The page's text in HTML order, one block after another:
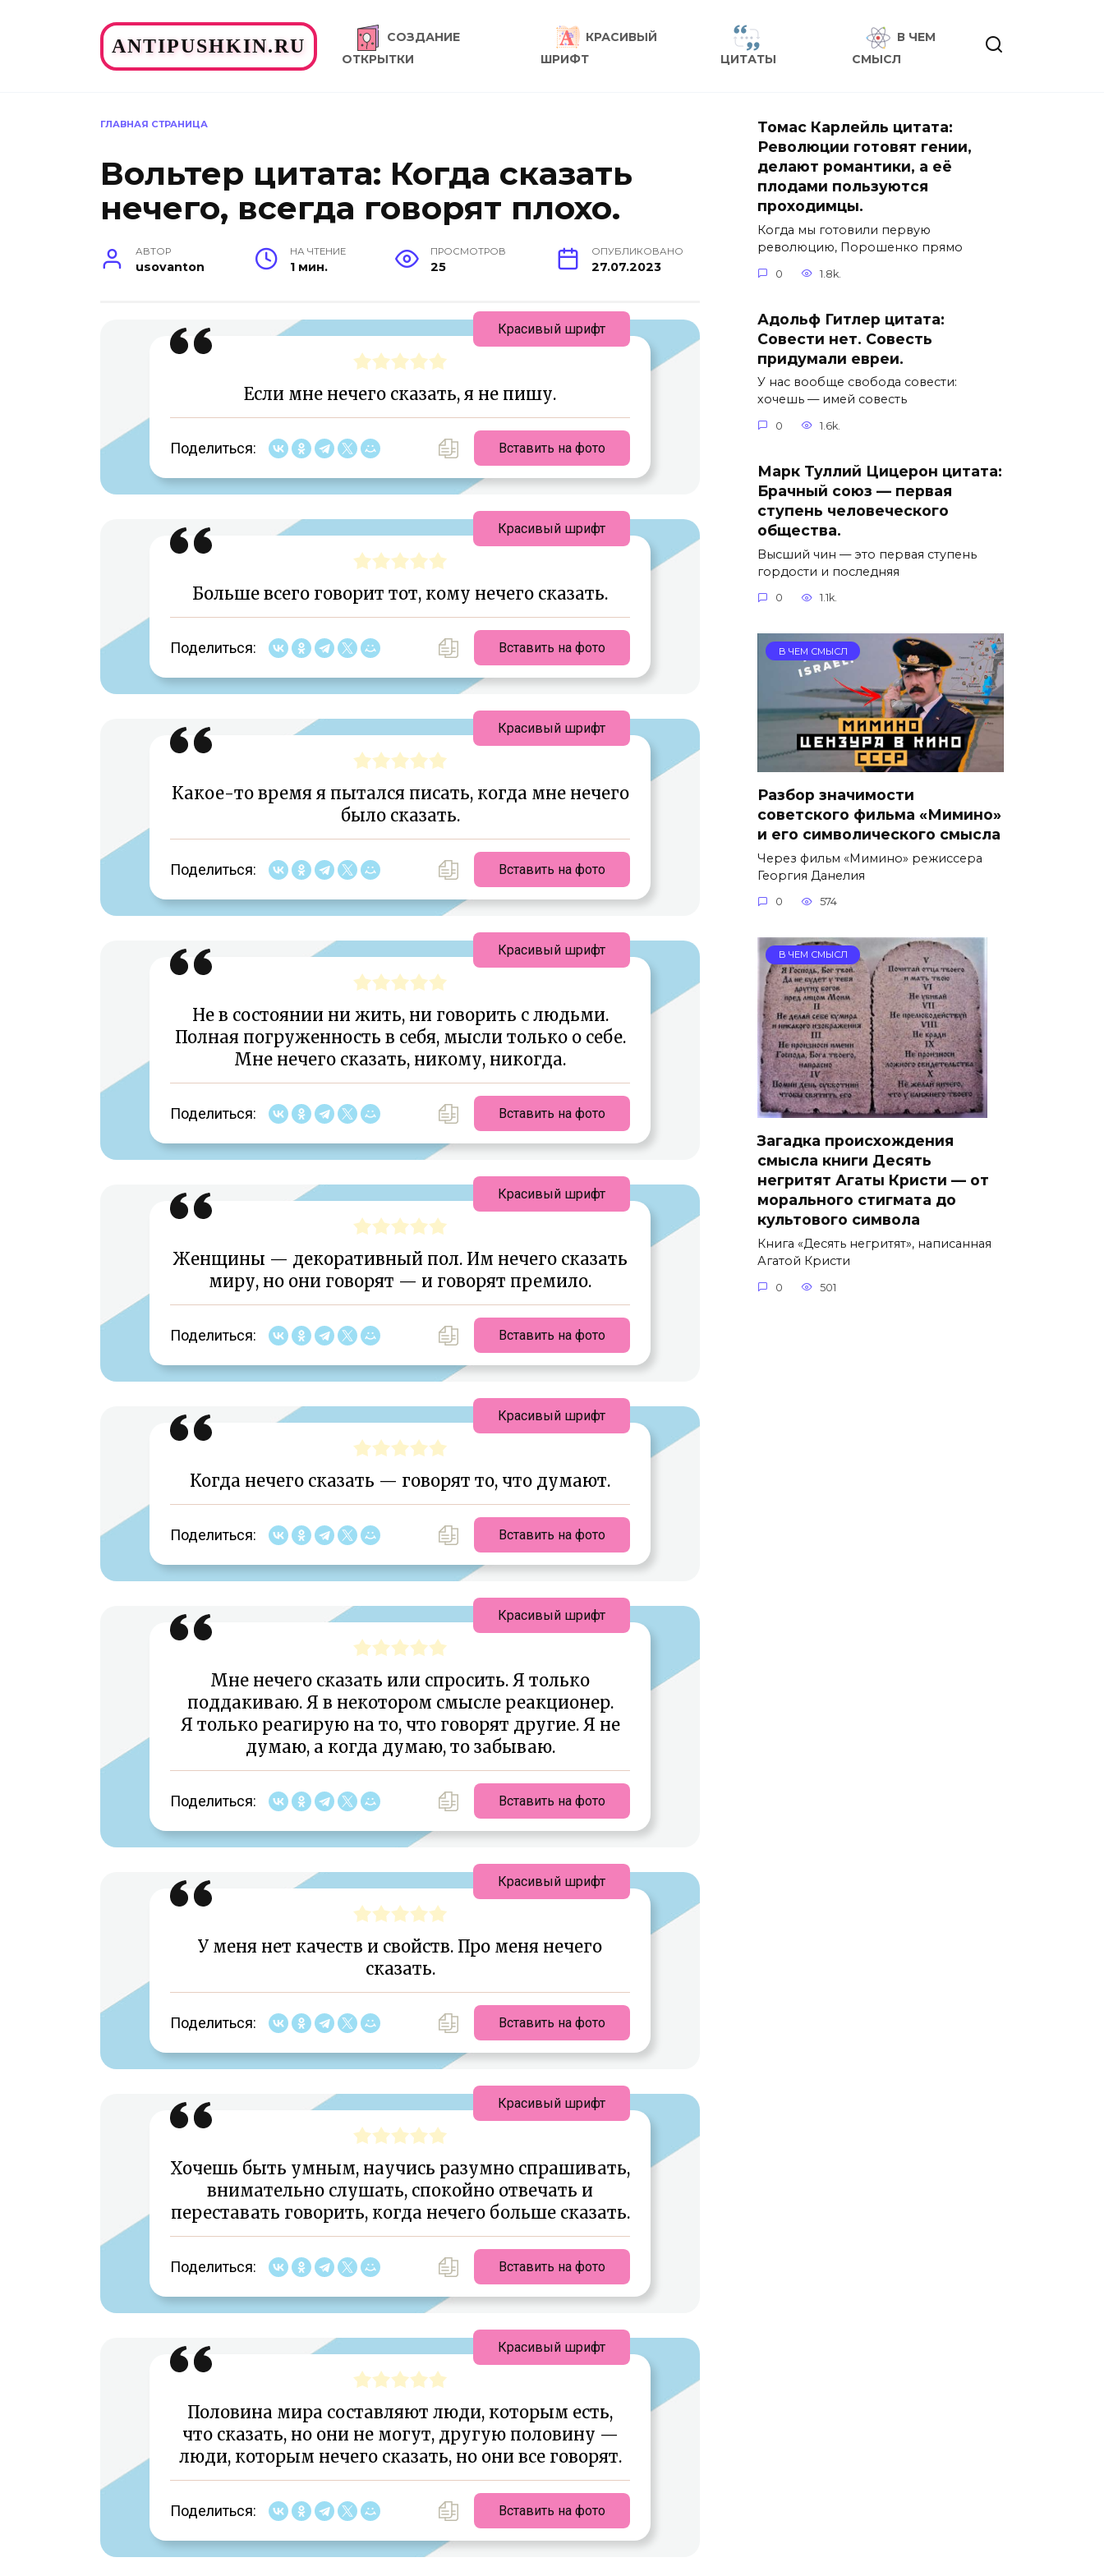
ANTIPUSHKIN.RU
СОЗДАНИЕ
ОТКРЫТКИ
КРАСИВЫЙ
ШРИФТ
ЦИТАТЫ
В ЧЕМ
СМЫСЛ
ГЛАВНАЯ СТРАНИЦА
Вольтер цитата: Когда сказать
нечего, всегда говорят плохо.
АВТОР
usovanton
НА ЧТЕНИЕ
1 мин.
ПРОСМОТРОВ
25
ОПУБЛИКОВАНО
27.07.2023
Если мне нечего сказать, я не пишу.
Поделиться: Вставить на фото
Красивый шрифт
Больше всего говорит тот, кому нечего сказать.
Поделиться: Вставить на фото
Красивый шрифт
Какое-то время я пытался писать, когда мне нечего
было сказать.
Поделиться: Вставить на фото
Красивый шрифт
Не в состоянии ни жить, ни говорить с людьми.
Полная погруженность в себя, мысли только о себе.
Мне нечего сказать, никому, никогда.
Поделиться: Вставить на фото
Красивый шрифт
Женщины — декоративный пол. Им нечего сказать
миру, но они говорят — и говорят премило.
Поделиться: Вставить на фото
Красивый шрифт
Когда нечего сказать — говорят то, что думают.
Поделиться: Вставить на фото
Красивый шрифт
Мне нечего сказать или спросить. Я только
поддакиваю. Я в некотором смысле реакционер.
Я только реагирую на то, что говорят другие. Я не
думаю, а когда думаю, то забываю.
Поделиться: Вставить на фото
Красивый шрифт
У меня нет качеств и свойств. Про меня нечего
сказать.
Поделиться: Вставить на фото
Красивый шрифт
Хочешь быть умным, научись разумно спрашивать,
внимательно слушать, спокойно отвечать и
переставать говорить, когда нечего больше сказать.
Поделиться: Вставить на фото
Красивый шрифт
Половина мира составляют люди, которым есть,
что сказать, но они не могут, другую половину —
люди, которым нечего сказать, но они все говорят.
Поделиться: Вставить на фото
Красивый шрифт
Томас Карлейль цитата:
Революции готовят гении,
делают романтики, а её
плодами пользуются
проходимцы.
Когда мы готовили первую
революцию, Порошенко прямо
0 1.8k.
Адольф Гитлер цитата:
Совести нет. Совесть
придумали евреи.
У нас вообще свобода совести:
хочешь — имей совесть
0 1.6k.
Марк Туллий Цицерон цитата:
Брачный союз — первая
ступень человеческого
общества.
Высший чин — это первая ступень
гордости и последняя
0 1.1k.
В ЧЕМ СМЫСЛ
Разбор значимости
советского фильма «Мимино»
и его символического смысла
Через фильм «Мимино» режиссера
Георгия Данелия
0 574
В ЧЕМ СМЫСЛ
Загадка происхождения
смысла книги Десять
негритят Агаты Кристи — от
морального стигмата до
культового символа
Книга «Десять негритят», написанная
Агатой Кристи
0 501